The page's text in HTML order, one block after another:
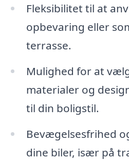
Fleksibilitet til at
opbevaring eller
terrasse.
Mulighed for at
materialer og
til din boligstil.
Bevægelsesfrihed
dine biler, især på